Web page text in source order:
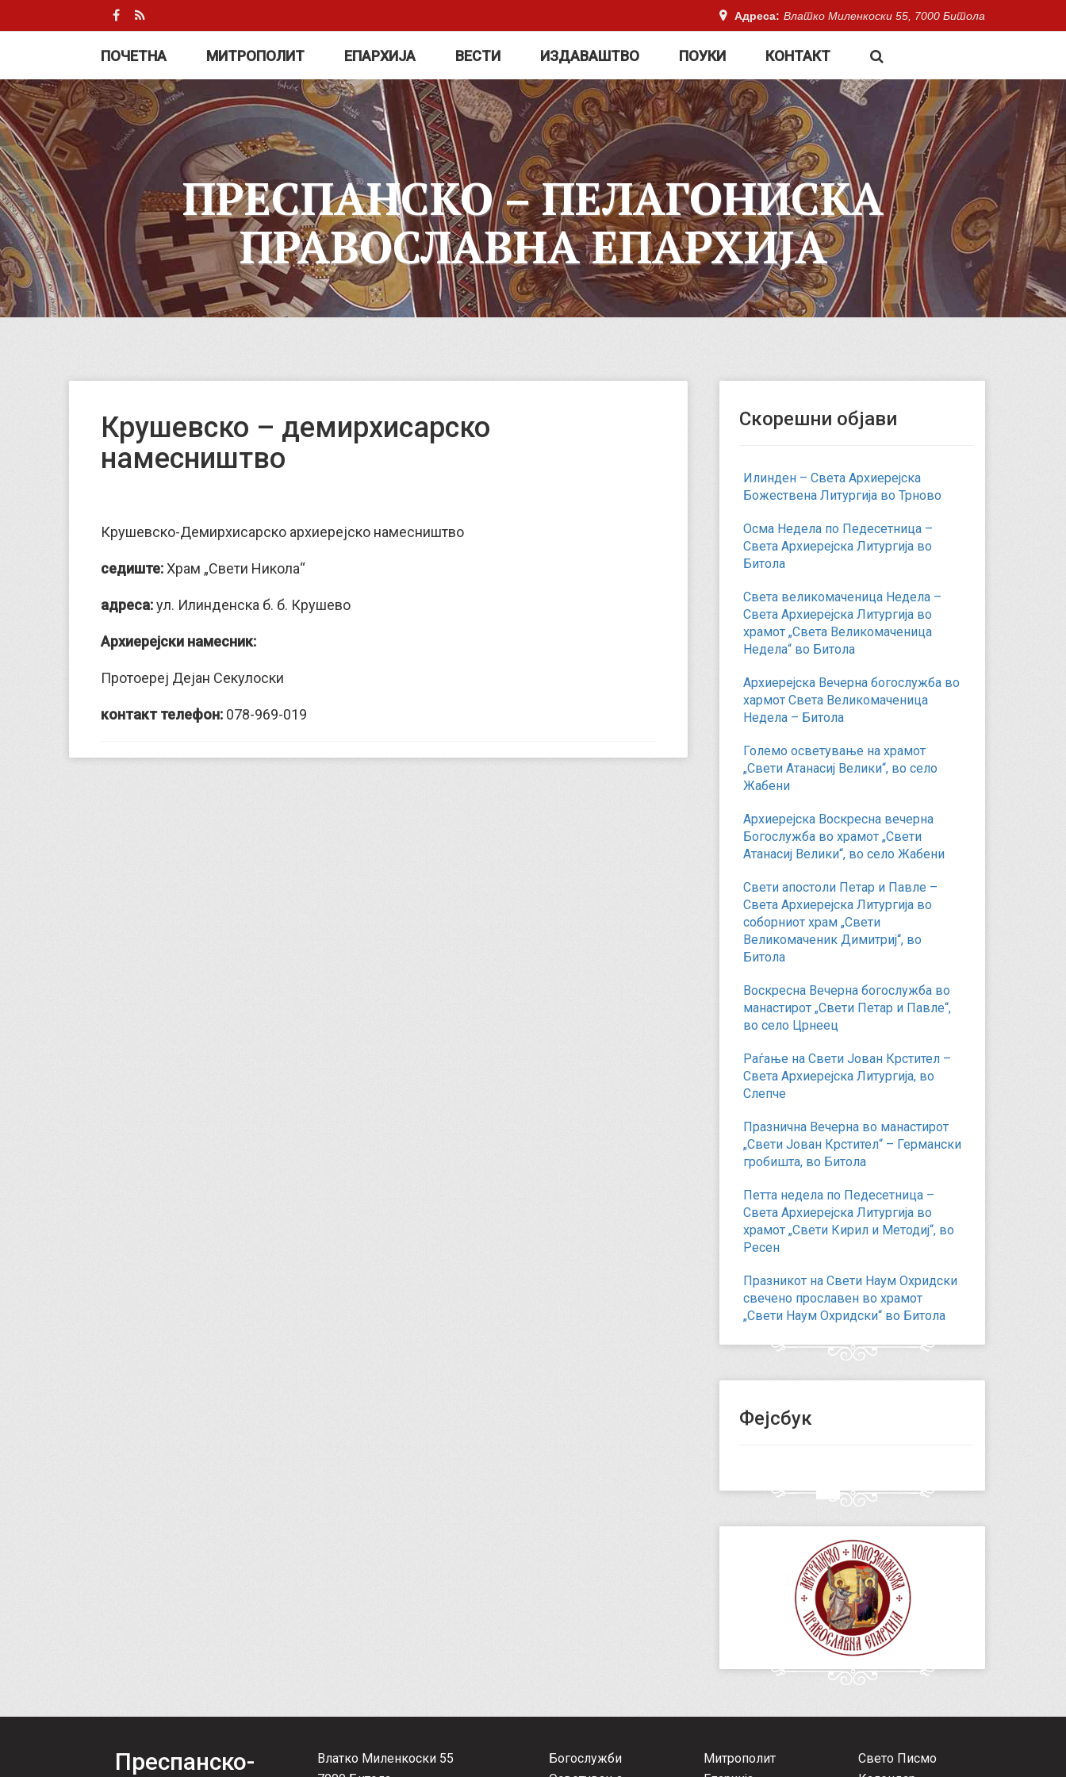
Адреса: Влатко Миленкоски 55, 7000 Битола
ПОЧЕТНА МИТРОПОЛИТ ЕПАРХИЈА ВЕСТИ ИЗДАВАШТВО ПОУКИ КОНТАКТ
ПРЕСПАНСКО – ПЕЛАГОНИСКА
ПРАВОСЛАВНА ЕПАРХИЈА
Крушевско – демирхисарско
намесништво
Крушевско-Демирхисарско aрхиерејско намесништво
седиште:Храм „Свети Никола“
адреса:ул. Илинденска б. б. Крушево
Архиерејски намесник:
Протоереј Дејан Секулоски
контакт телефон: 078-969-019
Скорешни објави
Илинден – Света Архиерејска
Божествена Литургија во Трново
Осма Недела по Педесетница –
Света Архиерејска Литургија во
Битола
Света великомаченица Недела –
Света Архиерејска Литургија во
храмот „Света Великомаченица
Недела“ во Битола
Архиерејска Вечерна богослужба во
хармот Света Великомаченица
Недела – Битола
Големо осветување на храмот
„Свети Атанасиј Велики“, во село
Жабени
Архиерејска Воскресна вечерна
Богослужба во храмот „Свети
Атанасиј Велики“, во село Жабени
Свети апостоли Петар и Павле –
Света Архиерејска Литургија во
соборниот храм „Свети
Великомаченик Димитриј“, во
Битола
Воскресна Вечерна богослужба во
манастирот „Свети Петар и Павле“,
во село Црнеец
Раѓање на Свети Јован Крстител –
Света Архиерејска Литургија, во
Слепче
Празнична Вечерна во манастирот
„Свети Јован Крстител“ – Германски
гробишта, во Битола
Петта недела по Педесетница –
Света Архиерејска Литургија во
храмот „Свети Кирил и Методиј“, во
Ресен
Празникот на Свети Наум Охридски
свечено прославен во храмот
„Свети Наум Охридски“ во Битола
Фејсбук
Преспанско-
Влатко Миленкоски 55
Богослужби
Митрополит
Свето Писмо